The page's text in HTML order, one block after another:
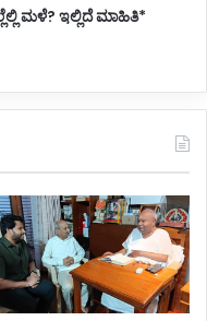
ಮಳೆ? ಇಲ್ಲಿದೆ ಮಾಹಿತಿ*